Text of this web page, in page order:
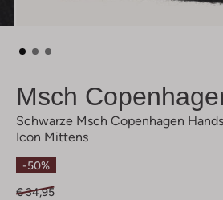
Msch
Schwarze Msch Copenhagen
Icon Mittens
-50%
€ 34,95